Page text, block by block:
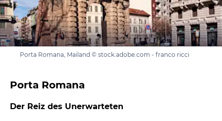
Porta Romana, Mailand © stock.adobe.com - franco ricci
Porta Romana
Der Reiz des Unerwarteten